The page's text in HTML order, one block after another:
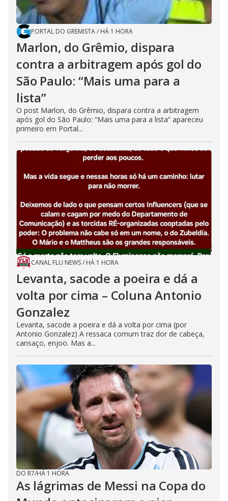
PORTAL DO GREMISTA/ HÁ 1 HORA
Marlon, do Grêmio, dispara
contra a arbitragem após gol do
São Paulo: “Mais uma para a
lista”
O post Marlon, do Grêmio, dispara contra a arbitragem
após gol do São Paulo: “Mais uma para a lista” apareceu
primeiro em Portal...
CANAL FLU NEWS/ HÁ 1 HORA
Levanta, sacode a poeira e dá a
volta por cima – Coluna Antonio
Gonzalez
Levanta, sacode a poeira e dá a volta por cima (por
Antonio Gonzalez) A ressaca comum traz dor de cabeça,
cansaço, enjoo. Mas a...
DO R7/HÁ 1 HORA
As lágrimas de Messi na Copa do